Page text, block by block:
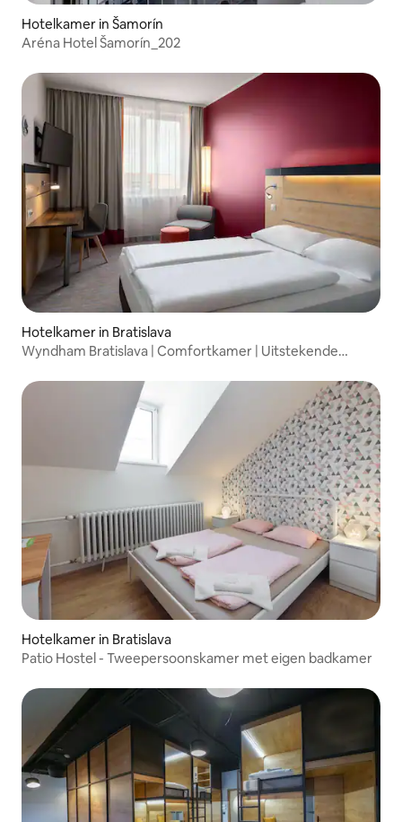
Hotelkamer in Šamorín
Aréna Hotel Šamorín_202
Hotelkamer in Bratislava
Wyndham Bratislava | Comfortkamer | Uitstekende
Hotelkamer in Bratislava
Patio Hostel - Tweepersoonskamer met eigen badkamer